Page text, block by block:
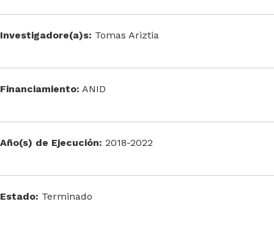
Investigadore(a)s: Tomas Ariztia
Financiamiento: ANID
Año(s) de Ejecución: 2018-2022
Estado: Terminado